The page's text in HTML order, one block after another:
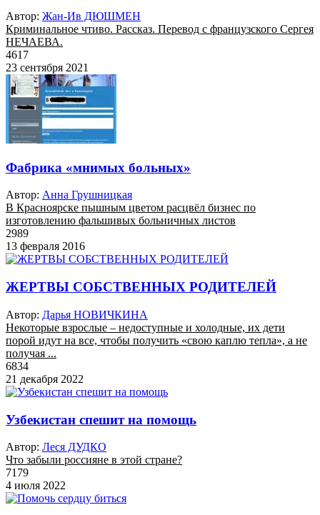
Автор: Жан-Ив ДЮШМЕН
Криминальное чтиво. Рассказ. Перевод с французского Сергея
НЕЧАЕВА.
4617
23 сентября 2021
Фабрика «мнимых больных»
Автор: Анна Грушницкая
В Красноярске пышным цветом расцвёл бизнес по
изготовлению фальшивых больничных листов
2989
13 февраля 2016
ЖЕРТВЫ СОБСТВЕННЫХ РОДИТЕЛЕЙ
Автор: Дарья НОВИЧКИНА
Некоторые взрослые – недоступные и холодные, их дети
порой идут на все, чтобы получить «свою каплю тепла», а не
получая ...
6834
21 декабря 2022
Узбекистан спешит на помощь
Автор: Леся ДУДКО
Что забыли россияне в этой стране?
7179
4 июля 2022